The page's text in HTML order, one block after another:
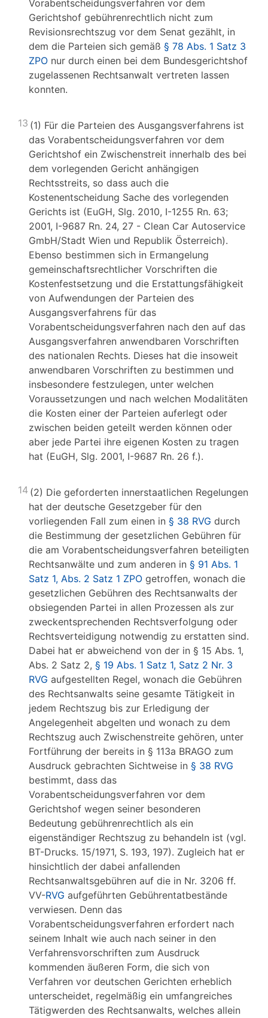
Vorabentscheidungsverfahren vor dem
Gerichtshof gebührenrechtlich nicht zum
Revisionsrechtszug vor dem Senat gezählt, in
dem die Parteien sich gemäß § 78 Abs. 1 Satz 3
ZPO nur durch einen bei dem Bundesgerichtshof
zugelassenen Rechtsanwalt vertreten lassen
konnten.
13 (1) Für die Parteien des Ausgangsverfahrens ist
das Vorabentscheidungsverfahren vor dem
Gerichtshof ein Zwischenstreit innerhalb des bei
dem vorlegenden Gericht anhängigen
Rechtsstreits, so dass auch die
Kostenentscheidung Sache des vorlegenden
Gerichts ist (EuGH, Slg. 2010, I-1255 Rn. 63;
2001, I-9687 Rn. 24, 27 - Clean Car Autoservice
GmbH/Stadt Wien und Republik Österreich).
Ebenso bestimmen sich in Ermangelung
gemeinschaftsrechtlicher Vorschriften die
Kostenfestsetzung und die Erstattungsfähigkeit
von Aufwendungen der Parteien des
Ausgangsverfahrens für das
Vorabentscheidungsverfahren nach den auf das
Ausgangsverfahren anwendbaren Vorschriften
des nationalen Rechts. Dieses hat die insoweit
anwendbaren Vorschriften zu bestimmen und
insbesondere festzulegen, unter welchen
Voraussetzungen und nach welchen Modalitäten
die Kosten einer der Parteien auferlegt oder
zwischen beiden geteilt werden können oder
aber jede Partei ihre eigenen Kosten zu tragen
hat (EuGH, Slg. 2001, I-9687 Rn. 26 f.).
14 (2) Die geforderten innerstaatlichen Regelungen
hat der deutsche Gesetzgeber für den
vorliegenden Fall zum einen in § 38 RVG durch
die Bestimmung der gesetzlichen Gebühren für
die am Vorabentscheidungsverfahren beteiligten
Rechtsanwälte und zum anderen in § 91 Abs. 1
Satz 1, Abs. 2 Satz 1 ZPO getroffen, wonach die
gesetzlichen Gebühren des Rechtsanwalts der
obsiegenden Partei in allen Prozessen als zur
zweckentsprechenden Rechtsverfolgung oder
Rechtsverteidigung notwendig zu erstatten sind.
Dabei hat er abweichend von der in § 15 Abs. 1,
Abs. 2 Satz 2, § 19 Abs. 1 Satz 1, Satz 2 Nr. 3
RVG aufgestellten Regel, wonach die Gebühren
des Rechtsanwalts seine gesamte Tätigkeit in
jedem Rechtszug bis zur Erledigung der
Angelegenheit abgelten und wonach zu dem
Rechtszug auch Zwischenstreite gehören, unter
Fortführung der bereits in § 113a BRAGO zum
Ausdruck gebrachten Sichtweise in § 38 RVG
bestimmt, dass das
Vorabentscheidungsverfahren vor dem
Gerichtshof wegen seiner besonderen
Bedeutung gebührenrechtlich als ein
eigenständiger Rechtszug zu behandeln ist (vgl.
BT-Drucks. 15/1971, S. 193, 197). Zugleich hat er
hinsichtlich der dabei anfallenden
Rechtsanwaltsgebühren auf die in Nr. 3206 ff.
VV-RVG aufgeführten Gebührentatbestände
verwiesen. Denn das
Vorabentscheidungsverfahren erfordert nach
seinem Inhalt wie auch nach seiner in den
Verfahrensvorschriften zum Ausdruck
kommenden äußeren Form, die sich von
Verfahren vor deutschen Gerichten erheblich
unterscheidet, regelmäßig ein umfangreiches
Tätigwerden des Rechtsanwalts, welches allein